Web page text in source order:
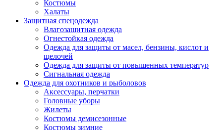
Костюмы
Халаты
Защитная спецодежда
Влагозащитная одежда
Огнестойкая одежда
Одежда для защиты от масел, бензины, кислот и
щелочей
Одежда для защиты от повышенных температур
Сигнальная одежда
Одежда для охотников и рыболовов
Аксессуары, перчатки
Головные уборы
Жилеты
Костюмы демисезонные
Костюмы зимние